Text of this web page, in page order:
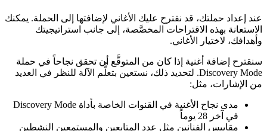
عند إعداد حملتك، قد نقترح عليك الأغاني لإضافتها إلى الحملة. يمكنك
الاستعانة بهذه الاقتراحات المخصَّصة، إلى جانب استراتيجيتك
وأهدافك، لاختيار الأغاني.
سنقترح إضافة أغنية إذا كان من المتوقَّع أن تحقق نجاحاً في حملة
Discovery Mode. لتحديد ذلك، نستعين بتعلُّم الآلة للنظر في العديد
من الإشارات، مثل:
مدى نجاح الأغنية في القنوات الخاصة بأداة Discovery Mode
في آخر 28 يوماً
مقاييس الفنانين مثل عدد المتابعين والمستمعين النشطين